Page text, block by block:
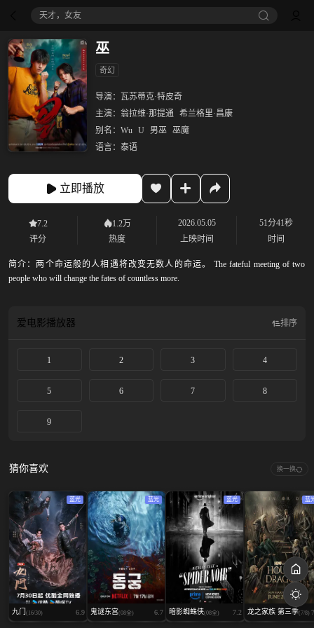
天才，女友
巫
奇幻
导演：
瓦苏蒂克·特皮奇
主演： 翁拉维·那提通 希兰格里·昌康
别名： Wu U 男巫 巫魔
语言： 泰语
立即播放
7.2
评分
1.2万
热度
2026.05.05
上映时间
51分41秒
时间
简介： 两个命运般的人相遇将改变无数人的命运。 The fateful meeting of two
people who will change the fates of countless more.
爱电影播放器 排序
1 2 3 4
5 6 7 8
9
猜你喜欢 换一换
蓝光
九门 (16/30) 6.9
蓝光
鬼谜东宫(08全) 6.7
蓝光
暗影蜘蛛侠(08全) 7.2
蓝
龙之家族 第三季(7/8)